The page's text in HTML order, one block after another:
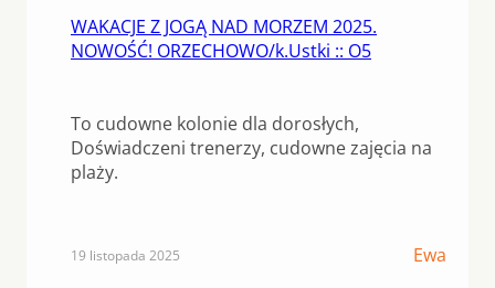
WAKACJE Z JOGĄ NAD MORZEM 2025.
NOWOŚĆ! ORZECHOWO/k.Ustki :: O5
To cudowne kolonie dla dorosłych,
Doświadczeni trenerzy, cudowne zajęcia na
plaży.
19 listopada 2025 Ewa